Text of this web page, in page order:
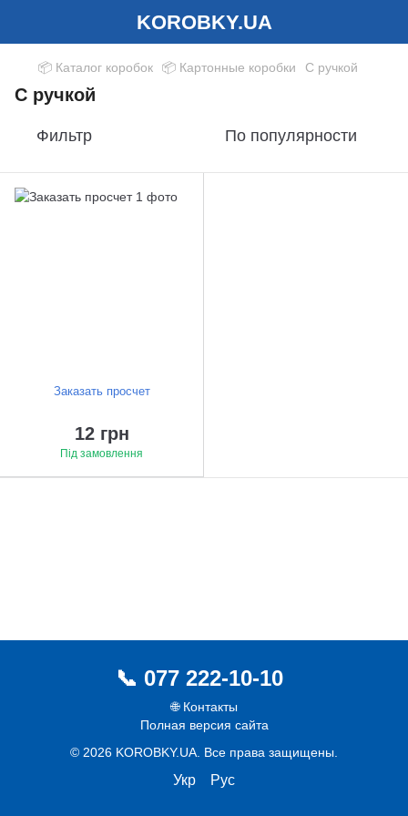
KOROBKY.UA
📦 Каталог коробок 📦 Картонные коробки С ручкой
С ручкой
Фильтр По популярности
Заказать просчет
12 грн
Під замовлення
077 222-10-10
🌐 Контакты
Полная версия сайта
© 2026 KOROBKY.UA. Все права защищены.
Укр Рус